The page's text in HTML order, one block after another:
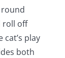
roll off
play
both